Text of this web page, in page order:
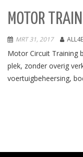
MOTOR
MRT 31, 2017
Motor Circuit Training
plek, zonder overig
voertuigbeheersing,